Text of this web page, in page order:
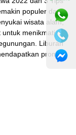
populer dan
wisata alam,
untuk menikmati
Liburan
promo